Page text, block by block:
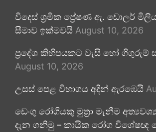
විදෙස් ශ්‍රමික ප්‍රේෂණ ඇ. ඩොලර්
සීමාව ඉක්මවයි August 10, 2026
ප්‍රදේශ කිහිපයකට වැසි හෝ ගිගුරුම්
August 10, 2026
උසස් පෙළ විභාගය අදින් ඇරඹෙයි
ඩෙංගු රෝගියකු ⁣මුත්‍රා මැනීම
දැන ගනිමු – කායික රෝග විශේෂඥ